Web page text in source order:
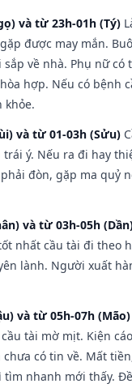
và từ 23h-01h (Tý)
được may mắn.
về nhà. Phụ nữ có
hợp. Nếu có bệnh
khỏe.
và từ 01-03h (Sửu)
trái ý. Nếu ra đi hay
đòn, gặp ma quỷ
và từ 03h-05h
nhất cầu tài đi theo
lành. Người xuất
và từ 05h-07h (Mão)
tài mờ mịt. Kiện
có tin về. Mất
tìm nhanh mới thấy.